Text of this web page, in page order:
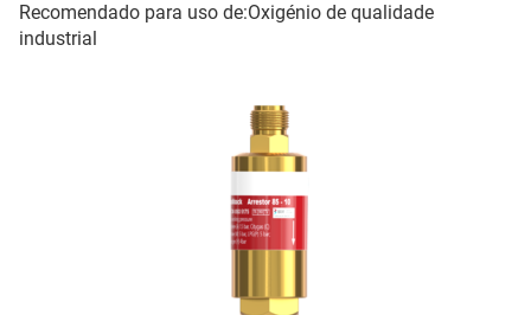
Recomendado para uso de:Oxigénio de qualidade
industrial